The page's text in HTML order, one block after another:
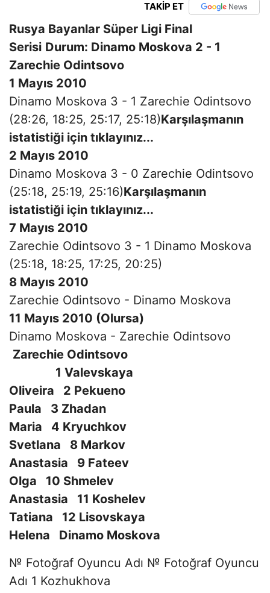
TAKİP ET
Rusya Bayanlar Süper Ligi Final
Serisi Durum: Dinamo Moskova 2 - 1
Zarechie Odintsovo
1 Mayıs 2010
Dinamo Moskova 3 - 1 Zarechie Odintsovo
(28:26, 18:25, 25:17, 25:18)Karşılaşmanın
istatistiği için tıklayınız...
2 Mayıs 2010
Dinamo Moskova 3 - 0 Zarechie Odintsovo
(25:18, 25:19, 25:16)Karşılaşmanın
istatistiği için tıklayınız...
7 Mayıs 2010
Zarechie Odintsovo 3 - 1 Dinamo Moskova
(25:18, 18:25, 17:25, 20:25)
8 Mayıs 2010
Zarechie Odintsovo - Dinamo Moskova
11 Mayıs 2010 (Olursa)
Dinamo Moskova - Zarechie Odintsovo
Zarechie Odintsovo
1 Valevskaya
Oliveira 2 Pekueno
Paula 3 Zhadan
Maria 4 Kryuchkov
Svetlana 8 Markov
Anastasia 9 Fateev
Olga 10 Shmelev
Anastasia 11 Koshelev
Tatiana 12 Lisovskaya
Helena Dinamo Moskova
№ Fotoğraf Oyuncu Adı № Fotoğraf Oyuncu
Adı 1 Kozhukhova